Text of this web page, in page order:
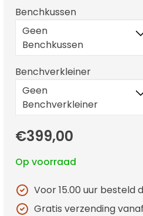
Benchkussen
Geen
Benchkussen
Benchverkleiner
Geen
Benchverkleiner
€399,00
Op voorraad
Voor 15.00 uur besteld
Gratis verzending